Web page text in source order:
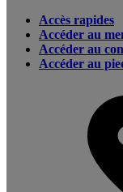
Accès rapides
Accéder au
Accéder au
Accéder au